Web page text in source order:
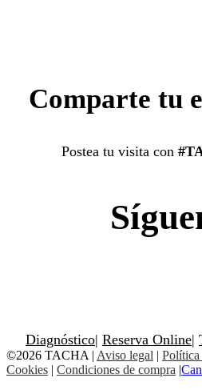
Comparte tu
Postea tu visita con
Diagnóstico| Reserva Online|
©2026 TACHA | Aviso legal | Política
Cookies | Condiciones de compra |